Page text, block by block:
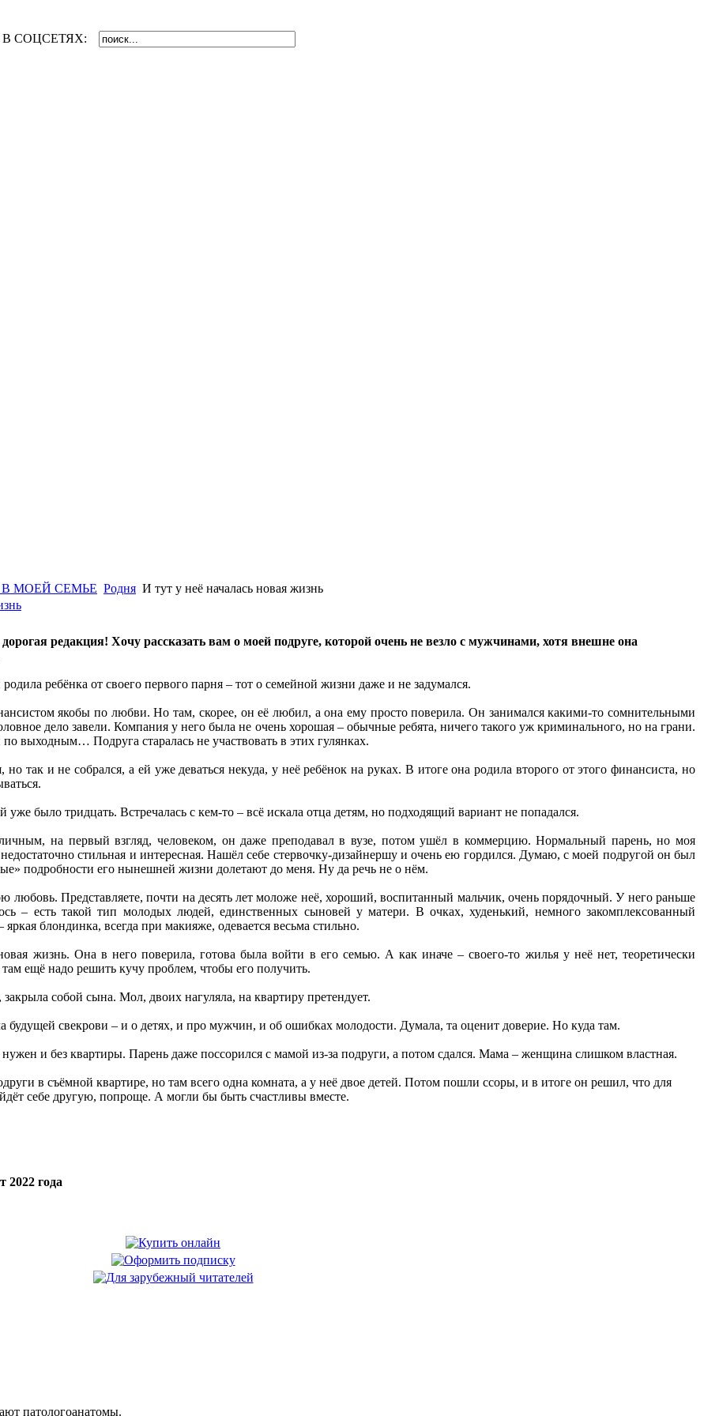
СОЦСЕТЯХ:
МОЕЙ СЕМЬЕ Родня И тут у неё началась новая жизнь
дорогая редакция! Хочу рассказать вам о моей подруге, которой очень не везло с мужчинами, хотя внешне она
ребёнка от своего первого парня – тот о семейной жизни даже и не задумался.
якобы по любви. Но там, скорее, он её любил, а она ему просто поверила. Он занимался какими-то сомнительными
дело завели. Компания у него была не очень хорошая – обычные ребята, ничего такого уж криминального, но на грани.
выходным… Подруга старалась не участвовать в этих гулянках.
так и не собрался, а ей уже деваться некуда, у неё ребёнок на руках. В итоге она родила второго от этого финансиста, но
уже было тридцать. Встречалась с кем-то – всё искала отца детям, но подходящий вариант не попадался.
на первый взгляд, человеком, он даже преподавал в вузе, потом ушёл в коммерцию. Нормальный парень, но моя
стильная и интересная. Нашёл себе стервочку-дизайнершу и очень ею гордился. Думаю, с моей подругой он был
подробности его нынешней жизни долетают до меня. Ну да речь не о нём.
любовь. Представляете, почти на десять лет моложе неё, хороший, воспитанный мальчик, очень порядочный. У него раньше
– есть такой тип молодых людей, единственных сыновей у матери. В очках, худенький, немного закомплексованный
блондинка, всегда при макияже, одевается весьма стильно.
жизнь. Она в него поверила, готова была войти в его семью. А как иначе – своего-то жилья у неё нет, теоретически
там ещё надо решить кучу проблем, чтобы его получить.
собой сына. Мол, двоих нагуляла, на квартиру претендует.
будущей свекрови – и о детях, и про мужчин, и об ошибках молодости. Думала, та оценит доверие. Но куда там.
и без квартиры. Парень даже поссорился с мамой из-за подруги, а потом сдался. Мама – женщина слишком властная.
в съёмной квартире, но там всего одна комната, а у неё двое детей. Потом пошли ссоры, и в итоге он решил, что для
себе другую, попроще. А могли бы быть счастливы вместе.
2022 года
патологоанатомы.